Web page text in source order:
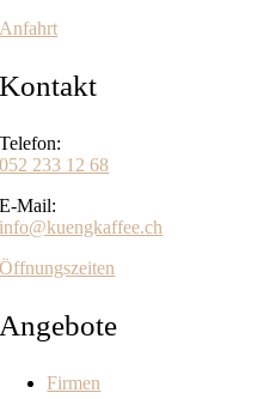
Anfahrt
Kontakt
Telefon:
052 233 12 68
E-Mail:
info@kuengkaffee.ch
Öffnungszeiten
Angebote
Firmen